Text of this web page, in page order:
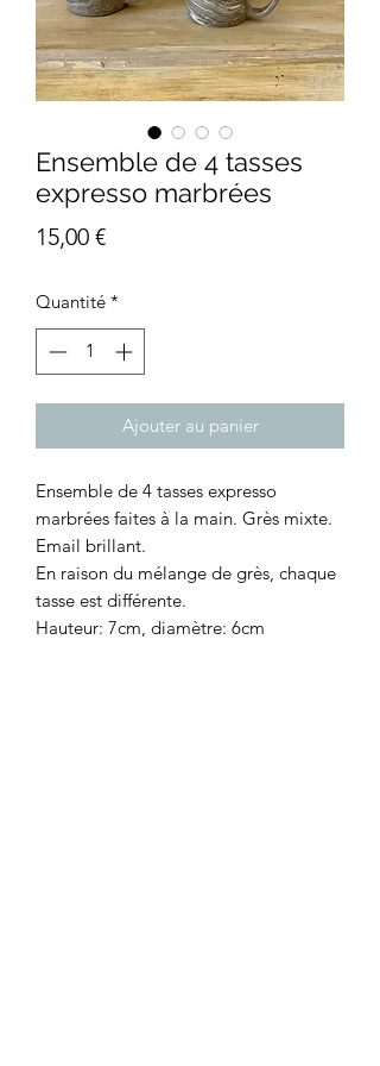
Ensemble de 4 tasses
expresso marbrées
15,00 €Prix
Quantité *
Ajouter au panier
Ensemble de 4 tasses expresso
marbrées faites à la main. Grès mixte.
Email brillant.
En raison du mélange de grès, chaque
tasse est différente.
Hauteur: 7cm, diamètre: 6cm